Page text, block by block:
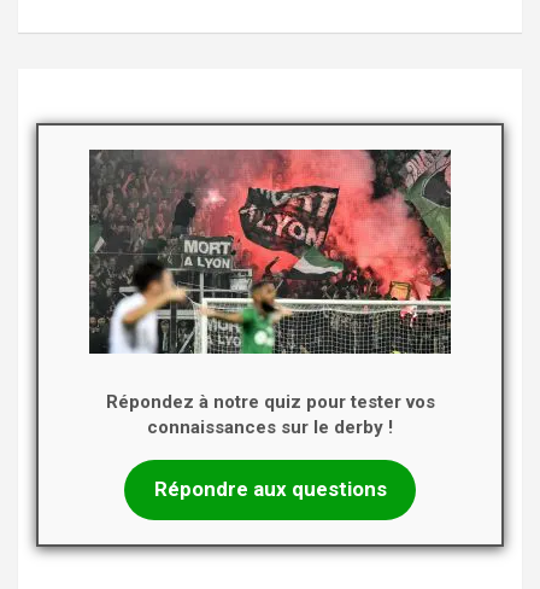
Répondez à notre quiz pour tester vos
connaissances sur le derby !
Répondre aux questions